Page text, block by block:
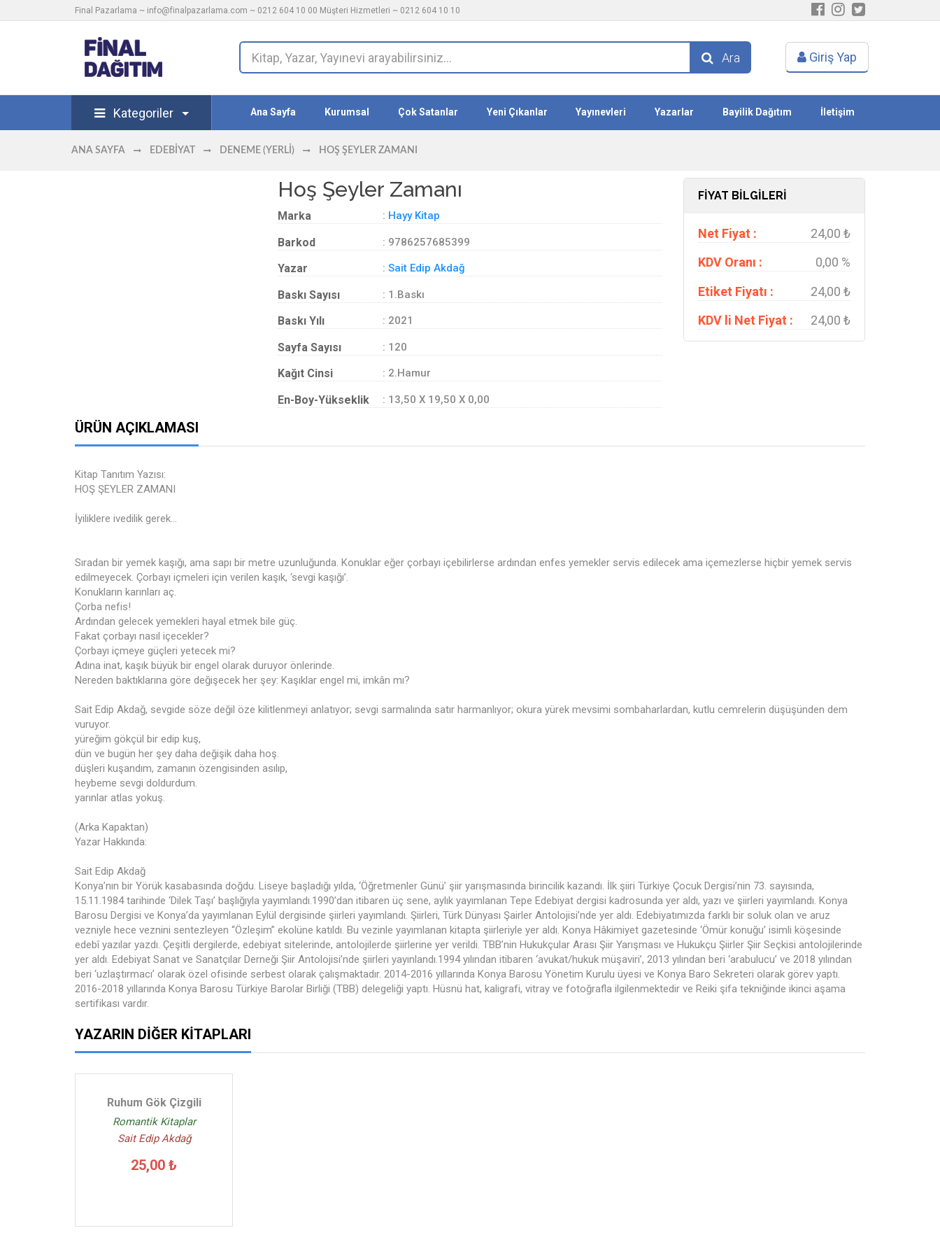
Final Pazarlama ~ info@finalpazarlama.com ~ 0212 604 10 00 Müşteri Hizmetleri ~ 0212 604 10 10
Ara Giriş Yap
Kategoriler Ana Sayfa Kurumsal Çok Satanlar Yeni Çıkanlar Yayınevleri Yazarlar Bayilik Dağıtım İletişim
ANA SAYFA EDEBIYAT DENEME (YERLI) HOŞ ŞEYLER ZAMANI
Hoş Şeyler Zamanı
Marka : Hayy Kitap
Barkod : 9786257685399
Yazar : Sait Edip Akdağ
Baskı Sayısı : 1.Baskı
Baskı Yılı : 2021
Sayfa Sayısı : 120
Kağıt Cinsi : 2.Hamur
En-Boy-Yükseklik : 13,50 X 19,50 X 0,00
FİYAT BİLGİLERİ
Net Fiyat :
24,00 ₺
KDV Oranı :
0,00 %
Etiket Fiyatı :
24,00 ₺
KDV li Net Fiyat :
24,00 ₺
ÜRÜN AÇIKLAMASI
Kitap Tanıtım Yazısı:
HOŞ ŞEYLER ZAMANI
İyiliklere ivedilik gerek…
Sıradan bir yemek kaşığı, ama sapı bir metre uzunluğunda. Konuklar eğer çorbayı içebilirlerse ardından enfes yemekler servis edilecek ama içemezlerse hiçbir yemek servis
edilmeyecek. Çorbayı içmeleri için verilen kaşık, ‘sevgi kaşığı’.
Konukların karınları aç.
Çorba nefis!
Ardından gelecek yemekleri hayal etmek bile güç.
Fakat çorbayı nasıl içecekler?
Çorbayı içmeye güçleri yetecek mi?
Adına inat, kaşık büyük bir engel olarak duruyor önlerinde.
Nereden baktıklarına göre değişecek her şey: Kaşıklar engel mi, imkân mı?
Sait Edip Akdağ, sevgide söze değil öze kilitlenmeyi anlatıyor; sevgi sarmalında satır harmanlıyor; okura yürek mevsimi sombaharlardan, kutlu cemrelerin düşüşünden dem
vuruyor.
yüreğim gökçül bir edip kuş,
dün ve bugün her şey daha değişik daha hoş.
düşleri kuşandım, zamanın özengisinden asılıp,
heybeme sevgi doldurdum.
yarınlar atlas yokuş.
(Arka Kapaktan)
Yazar Hakkında:
Sait Edip Akdağ
Konya’nın bir Yörük kasabasında doğdu. Liseye başladığı yılda, ‘Öğretmenler Günü’ şiir yarışmasında birincilik kazandı. İlk şiiri Türkiye Çocuk Dergisi’nin 73. sayısında,
15.11.1984 tarihinde ‘Dilek Taşı’ başlığıyla yayımlandı.1990’dan itibaren üç sene, aylık yayımlanan Tepe Edebiyat dergisi kadrosunda yer aldı, yazı ve şiirleri yayımlandı. Konya
Barosu Dergisi ve Konya’da yayımlanan Eylül dergisinde şiirleri yayımlandı. Şiirleri, Türk Dünyası Şairler Antolojisi’nde yer aldı. Edebiyatımızda farklı bir soluk olan ve aruz
vezniyle hece veznini sentezleyen “Özleşim” ekolüne katıldı. Bu vezinle yayımlanan kitapta şiirleriyle yer aldı. Konya Hâkimiyet gazetesinde ‘Ömür konuğu’ isimli köşesinde
edebî yazılar yazdı. Çeşitli dergilerde, edebiyat sitelerinde, antolojilerde şiirlerine yer verildi. TBB’nin Hukukçular Arası Şiir Yarışması ve Hukukçu Şiirler Şiir Seçkisi antolojilerinde
yer aldı. Edebiyat Sanat ve Sanatçılar Derneği Şiir Antolojisi’nde şiirleri yayınlandı.1994 yılından itibaren ‘avukat/hukuk müşaviri’, 2013 yılından beri ‘arabulucu’ ve 2018 yılından
beri ‘uzlaştırmacı’ olarak özel ofisinde serbest olarak çalışmaktadır. 2014-2016 yıllarında Konya Barosu Yönetim Kurulu üyesi ve Konya Baro Sekreteri olarak görev yaptı.
2016-2018 yıllarında Konya Barosu Türkiye Barolar Birliği (TBB) delegeliği yaptı. Hüsnü hat, kaligrafi, vitray ve fotoğrafla ilgilenmektedir ve Reiki şifa tekniğinde ikinci aşama
sertifikası vardır.
YAZARIN DIĞER KITAPLARI
Ruhum Gök Çizgili
Romantik Kitaplar
Sait Edip Akdağ
25,00 ₺